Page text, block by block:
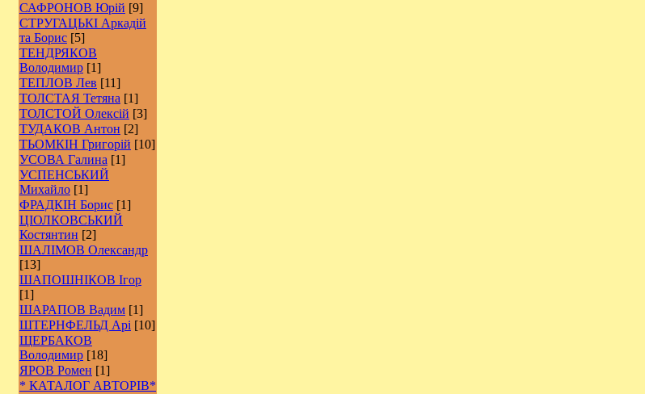
САФРОНОВ Юрій [9]
СТРУГАЦЬКІ Аркадій
та Борис [5]
ТЕНДРЯКОВ
Володимир [1]
ТЕПЛОВ Лев [11]
ТОЛСТАЯ Тетяна [1]
ТОЛСТОЙ Олексій [3]
ТУДАКОВ Антон [2]
ТЬОМКІН Григорій [10]
УСОВА Галина [1]
УСПЕНСЬКИЙ
Михайло [1]
ФРАДКІН Борис [1]
ЦІОЛКОВСЬКИЙ
Костянтин [2]
ШАЛІМОВ Олександр
[13]
ШАПОШНІКОВ Ігор
[1]
ШАРАПОВ Вадим [1]
ШТЕРНФЕЛЬД Арі [10]
ЩЕРБАКОВ
Володимир [18]
ЯРОВ Ромен [1]
* КАТАЛОГ АВТОРІВ*